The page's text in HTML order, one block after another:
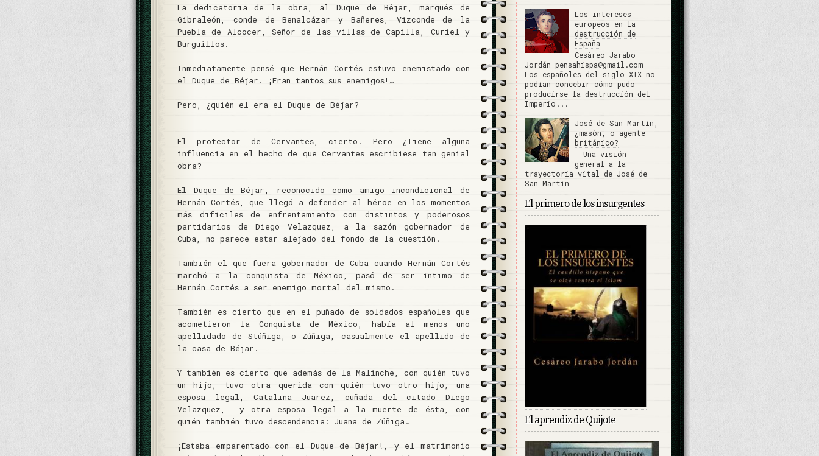
La dedicatoria de la obra, al Duque de Béjar, marqués de
Gibraleón, conde de Benalcázar y Bañeres, Vizconde de la
Puebla de Alcocer, Señor de las villas de Capilla, Curiel y
Burguillos.
Inmediatamente pensé que Hernán Cortés estuvo enemistado con
el Duque de Béjar. ¡Eran tantos sus enemigos!…
Pero, ¿quién el era el Duque de Béjar?
El protector de Cervantes, cierto. Pero ¿Tiene alguna
influencia en el hecho de que Cervantes escribiese tan genial
obra?
El Duque de Béjar, reconocido como amigo incondicional de
Hernán Cortés, que llegó a defender al héroe en los momentos
más difíciles de enfrentamiento con distintos y poderosos
partidarios de Diego Velazquez, a la sazón gobernador de
Cuba, no parece estar alejado del fondo de la cuestión.
También el que fuera gobernador de Cuba cuando Hernán Cortés
marchó a la conquista de México, pasó de ser íntimo de
Hernán Cortés a ser enemigo mortal del mismo.
También es cierto que en el puñado de soldados españoles que
acometieron la Conquista de México, había al menos uno
apellidado de Stúñiga, o Zúñiga, casualmente el apellido de
la casa de Béjar.
Y también es cierto que además de la Malinche, con quién tuvo
un hijo, tuvo otra querida con quién tuvo otro hijo, una
esposa legal, Catalina Juarez, cuñada del citado Diego
Velazquez, y otra esposa legal a la muerte de ésta, con
quién también tuvo descendencia: Juana de Zúñiga…
¡Estaba emparentado con el Duque de Béjar!, y el matrimonio
Los intereses
europeos en la
destrucción de
España
Cesáreo Jarabo
Jordán pensahispa@gmail.com
Los españoles del siglo XIX no
podían concebir cómo pudo
producirse la destrucción del
Imperio...
José de San Martín,
¿masón, o agente
británico?
Una visión
general a la
trayectoria vital de José de
San Martín
El primero de los insurgentes
El aprendiz de Quijote